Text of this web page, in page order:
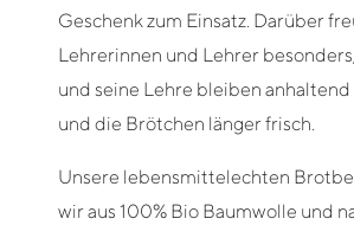
Geschenk zum Einsatz. Darüber
Lehrerinnen und Lehrer
und seine Lehre bleiben
und die Brötchen länger frisch.
Unsere lebensmittelechten
wir aus 100% Bio Baumwolle und